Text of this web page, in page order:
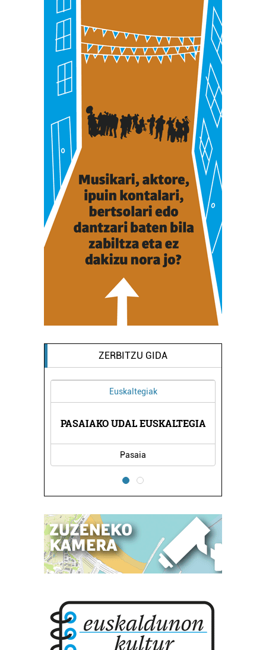
ZERBITZU GIDA
Euskaltegiak
PASAIAKO UDAL EUSKALTEGIA
Pasaia